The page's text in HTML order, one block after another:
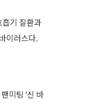
기 질환과
이러스다.
미팅 '신 바